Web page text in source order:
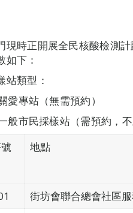
現時正開展全民核酸檢測
如下：
站類型：
愛專站（無需預約）
般市民採樣站（需預約，
地點
街坊會聯合總會社區